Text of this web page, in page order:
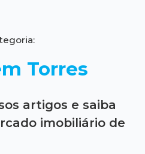
Torres
artigos e saiba
imobiliário de